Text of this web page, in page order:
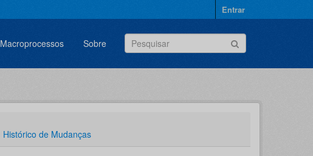
Entrar
Macroprocessos Sobre
Histórico de Mudanças